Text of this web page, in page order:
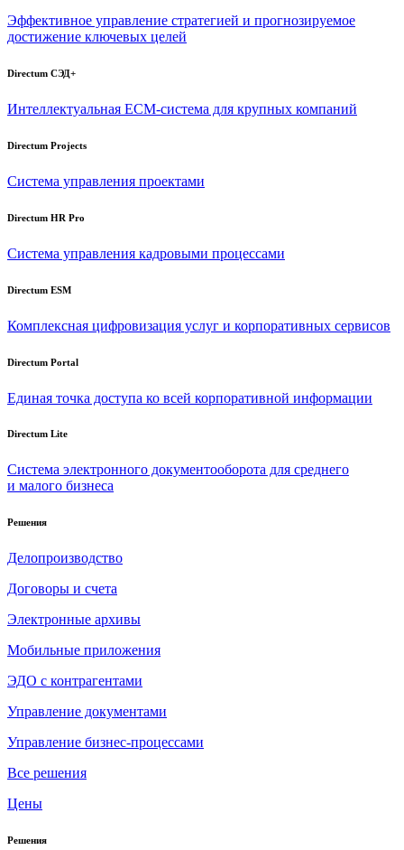
Эффективное управление стратегией и прогнозируемое
достижение ключевых целей
Directum СЭД+
Интеллектуальная ECM-система для крупных компаний
Directum Projects
Система управления проектами
Directum HR Pro
Система управления кадровыми процессами
Directum ESM
Комплексная цифровизация услуг и корпоративных сервисов
Directum Portal
Единая точка доступа ко всей корпоративной информации
Directum Lite
Система электронного документооборота для среднего
и малого бизнеса
Решения
Делопроизводство
Договоры и счета
Электронные архивы
Мобильные приложения
ЭДО с контрагентами
Управление документами
Управление бизнес-процессами
Все решения
Цены
Решения